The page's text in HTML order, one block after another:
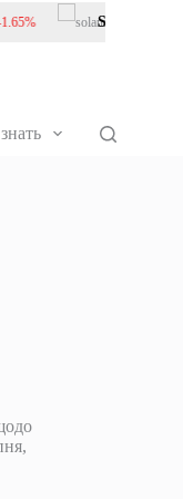
Solana(SOL)